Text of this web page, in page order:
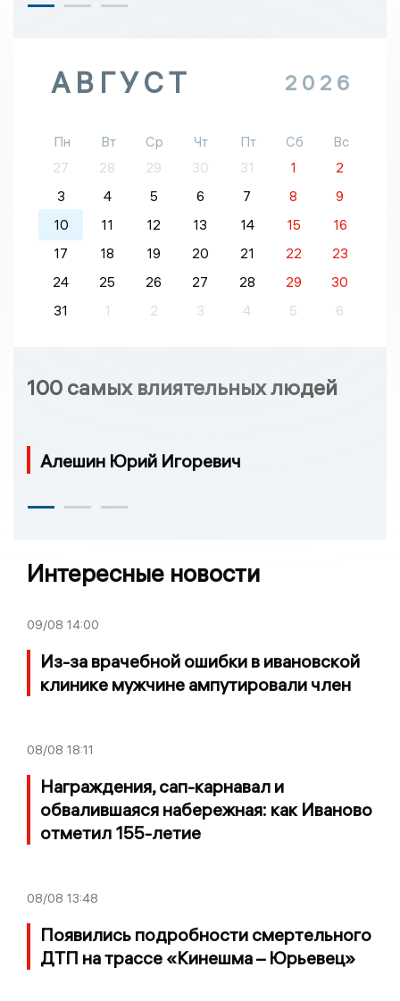
АВГУСТ 2026
Пн Вт Ср Чт Пт Сб
Вс
27
28 29 30 31 1
2
3
4 5 6 7 8
9
10
11 12 13 14 15
16
17
18 19 20 21 22
23
24
25 26 27 28 29
30
31
1 2 3 4 5 6
100 самых влиятельных людей
Алешин Юрий Игоревич
Интересные новости
09/08 14:00
Из-за врачебной ошибки в ивановской
клинике мужчине ампутировали член
08/08 18:11
Награждения, сап-карнавал и
обвалившаяся набережная: как Иваново
отметил 155-летие
08/08 13:48
Появились подробности смертельного
ДТП на трассе «Кинешма – Юрьевец»